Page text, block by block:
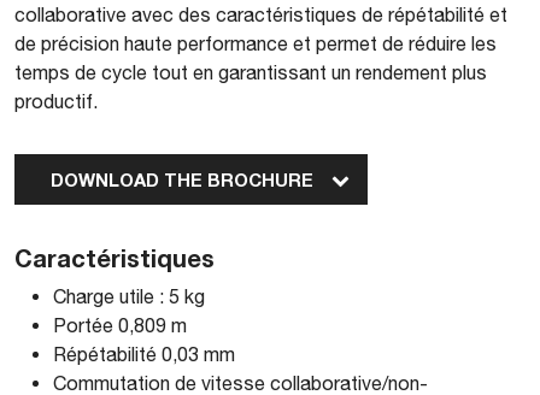
collaborative avec des caractéristiques de répétabilité et
de précision haute performance et permet de réduire les
temps de cycle tout en garantissant un rendement plus
productif.
DOWNLOAD THE BROCHURE
Caractéristiques
Charge utile : 5 kg
Portée 0,809 m
Répétabilité 0,03 mm
Commutation de vitesse collaborative/non-